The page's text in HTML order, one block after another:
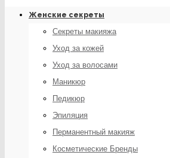
Женские секреты
Секреты макияжа
Уход за кожей
Уход за волосами
Маникюр
Педикюр
Эпиляция
Перманентный макияж
Косметические Бренды